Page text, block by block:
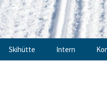
Skihütte Intern